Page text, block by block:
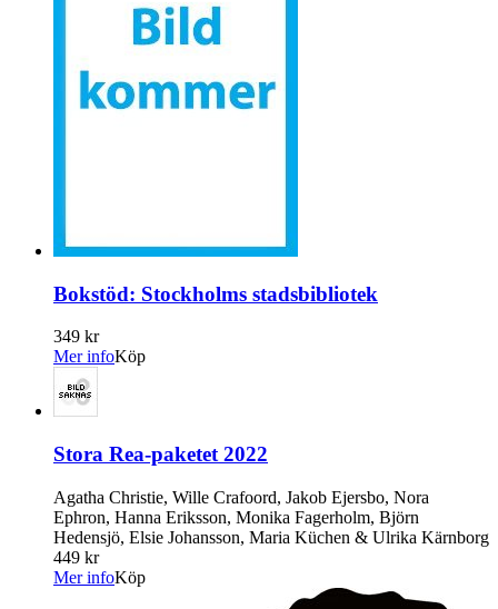
Bokstöd: Stockholms stadsbibliotek
349 kr
Mer infoKöp
Stora Rea-paketet 2022
Agatha Christie, Wille Crafoord, Jakob Ejersbo, Nora
Ephron, Hanna Eriksson, Monika Fagerholm, Björn
Hedensjö, Elsie Johansson, Maria Küchen & Ulrika Kärnborg
449 kr
Mer infoKöp